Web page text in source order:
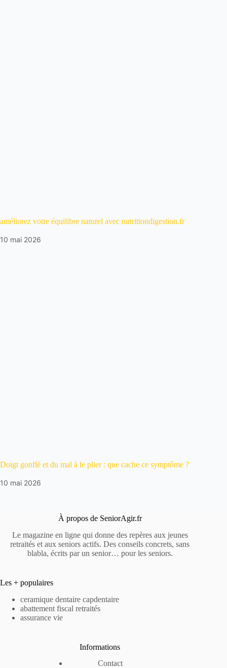
améliorez votre équilibre naturel avec nutritiondigestion.fr
10 mai 2026
Doigt gonflé et du mal à le plier : que cache ce symptôme ?
10 mai 2026
À propos de SeniorAgir.fr
Le magazine en ligne qui donne des repères aux jeunes
retraités et aux seniors actifs. Des conseils concrets, sans
blabla, écrits par un senior… pour les seniors.
Les + populaires
ceramique dentaire capdentaire
abattement fiscal retraités
assurance vie
Informations
Contact